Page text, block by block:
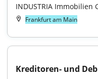
INDUSTRIA Immobilien
Frankfurt am Main
Kreditoren- und